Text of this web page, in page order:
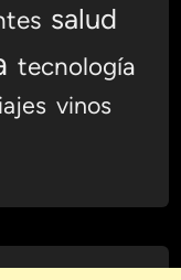
salud
tecnología
vinos